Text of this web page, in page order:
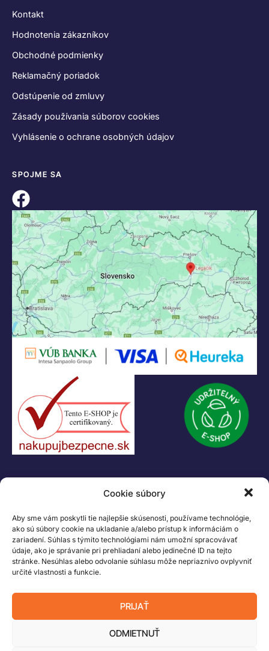
Cookie súbory
Aby sme vám poskytli tie najlepšie skúsenosti, používame technológie,
ako sú súbory cookie na ukladanie a/alebo prístup k informáciám o
zariadení. Súhlas s týmito technológiami nám umožní spracovávať
údaje, ako je správanie pri prehliadaní alebo jedinečné ID na tejto
stránke. Nesúhlas alebo odvolanie súhlasu môže nepriaznivo ovplyvniť
určité vlastnosti a funkcie.
PRIJAŤ
ODMIETNUŤ
Kontakt
Hodnotenia zákazníkov
Obchodné podmienky
Reklamačný poriadok
Odstúpenie od zmluvy
Zásady používania súborov cookies
Vyhlásenie o ochrane osobných údajov
SPOJME SA
+421 907 919 608
legacik@legacik.sk
Legáčik s.r.o
Hrnčiarska 2/A
04001 Košice
IČ DPH: SK2023978330